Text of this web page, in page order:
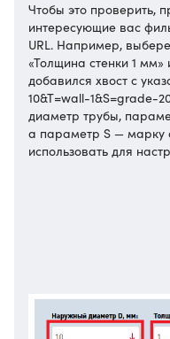
Чтобы это проверить,
интересующие вас
URL. Например,
«Толщина стенки 1 мм»
добавился хвост с
10&T=wall-1&S=grade-
диаметр трубы,
а параметр S — марку
использовать для